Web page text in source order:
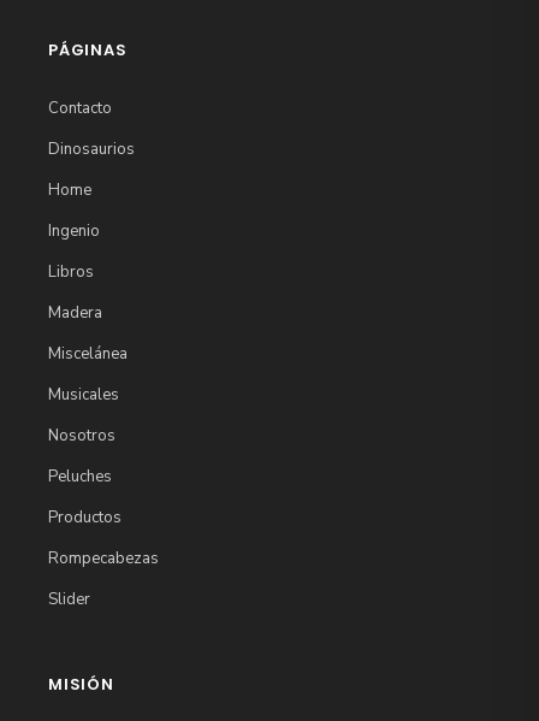
PÁGINAS
Contacto
Dinosaurios
Home
Ingenio
Libros
Madera
Miscelánea
Musicales
Nosotros
Peluches
Productos
Rompecabezas
Slider
MISIÓN